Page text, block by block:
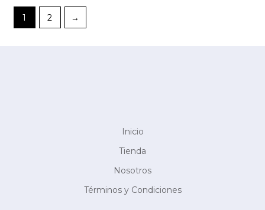
1 2 →
Inicio
Tienda
Nosotros
Términos y Condiciones